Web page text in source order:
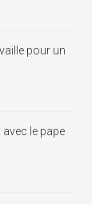
pour un
le pape